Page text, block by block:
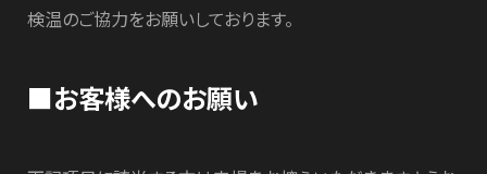
検温のご協力をお願いしております。
■お客様へのお願い